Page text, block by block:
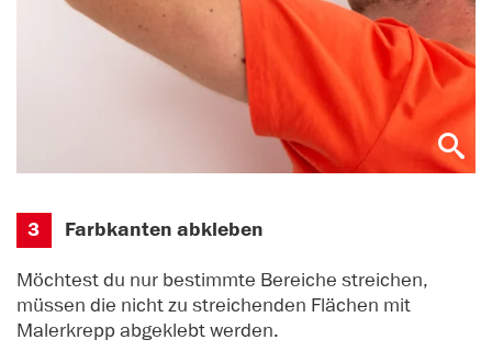
3 Farbkanten abkleben
Möchtest du nur bestimmte Bereiche streichen,
müssen die nicht zu streichenden Flächen mit
Malerkrepp abgeklebt werden.